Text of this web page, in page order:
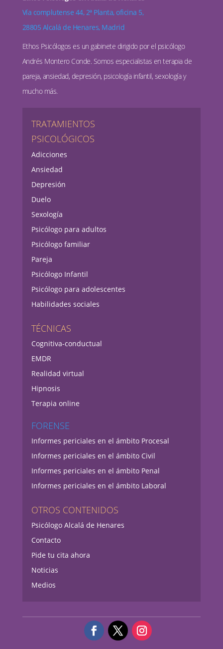
Vía complutense 44, 2ª Planta, oficina 5,
28805 Alcalá de Henares, Madrid
Ethos Psicólogos es un gabinete dirigido por el psicólogo
Andrés Montero Conde. Somos especialistas en terapia de
pareja, ansiedad, depresión, psicología infantil, sexología y
mucho más.
TRATAMIENTOS
PSICOLÓGICOS
Adicciones
Ansiedad
Depresión
Duelo
Sexología
Psicólogo para adultos
Psicólogo familiar
Pareja
Psicólogo Infantil
Psicólogo para adolescentes
Habilidades sociales
TÉCNICAS
Cognitiva-conductual
EMDR
Realidad virtual
Hipnosis
Terapia online
FORENSE
Informes periciales en el ámbito Procesal
Informes periciales en el ámbito Civil
Informes periciales en el ámbito Penal
Informes periciales en el ámbito Laboral
OTROS CONTENIDOS
Psicólogo Alcalá de Henares
Contacto
Pide tu cita ahora
Noticias
Medios